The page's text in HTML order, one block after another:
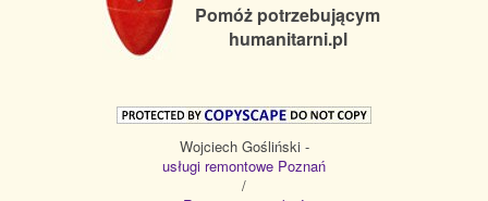
Pomóż potrzebującym
humanitarni.pl
Wojciech Gośliński -
usługi remontowe Poznań
/